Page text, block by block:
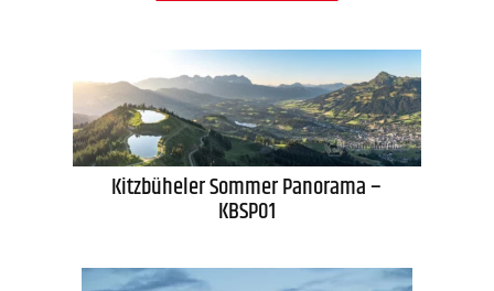
Kitzbüheler Sommer Panorama –
KBSP01